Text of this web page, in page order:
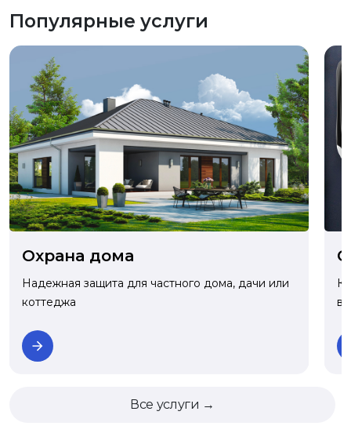
Популярные услуги
Охрана дома
Надежная защита для частного дома, дачи или
коттеджа
Все услуги →